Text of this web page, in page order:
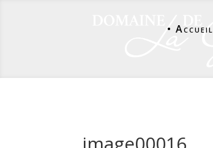
• Accueil